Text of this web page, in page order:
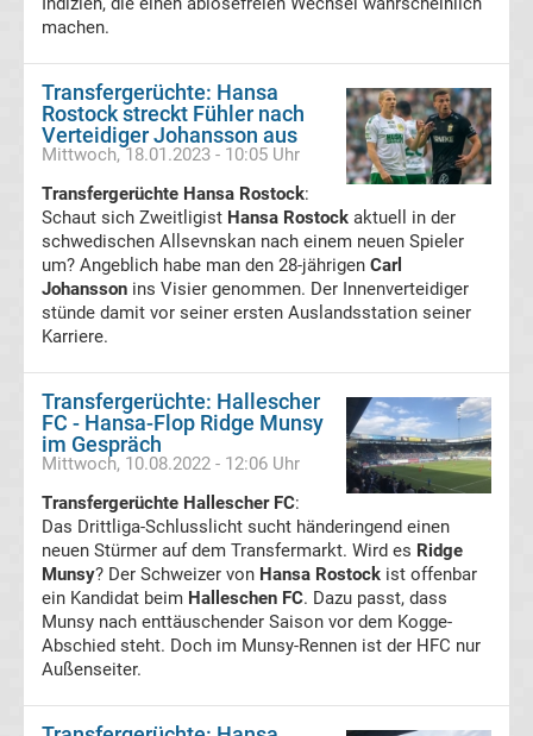
SpVgg
Greuther
Fürth
Transfergerüchte
SpVgg
Unterhaching
SV
Darmstadt
98
Transfergerüchte
SV
Meppen
machen.
Transfergerüchte: Hansa
Rostock streckt Fühler nach
Verteidiger Johansson aus
Mittwoch, 18.01.2023 - 10:05 Uhr
Transfergerüchte Hansa Rostock:
Schaut sich Zweitligist Hansa Rostock aktuell in der
schwedischen Allsevnskan nach einem neuen Spieler
um? Angeblich habe man den 28-jährigen Carl
Johansson ins Visier genommen. Der Innenverteidiger
stünde damit vor seiner ersten Auslandsstation seiner
Karriere.
Transfergerüchte: Hallescher
FC - Hansa-Flop Ridge Munsy
im Gespräch
Mittwoch, 10.08.2022 - 12:06 Uhr
Transfergerüchte Hallescher FC:
Das Drittliga-Schlusslicht sucht händeringend einen
neuen Stürmer auf dem Transfermarkt. Wird es Ridge
Munsy? Der Schweizer von Hansa Rostock ist offenbar
ein Kandidat beim Halleschen FC. Dazu passt, dass
Munsy nach enttäuschender Saison vor dem Kogge-
Abschied steht. Doch im Munsy-Rennen ist der HFC nur
Außenseiter.